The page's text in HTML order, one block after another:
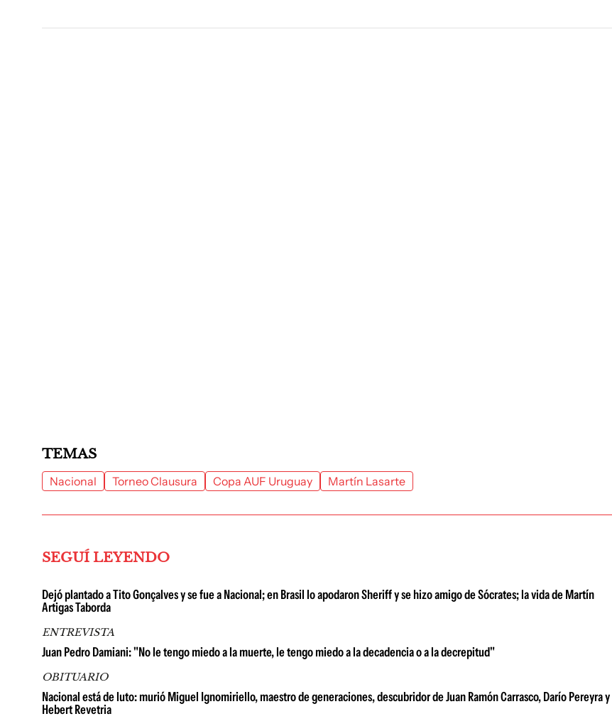
TEMAS
Nacional Torneo Clausura Copa AUF Uruguay Martín Lasarte
SEGUÍ LEYENDO
Dejó plantado a Tito Gonçalves y se fue a Nacional; en Brasil lo apodaron Sheriff y se hizo amigo de Sócrates; la vida de Martín
Artigas Taborda
ENTREVISTA
Juan Pedro Damiani: "No le tengo miedo a la muerte, le tengo miedo a la decadencia o a la decrepitud"
OBITUARIO
Nacional está de luto: murió Miguel Ignomiriello, maestro de generaciones, descubridor de Juan Ramón Carrasco, Darío Pereyra y
Hebert Revetria